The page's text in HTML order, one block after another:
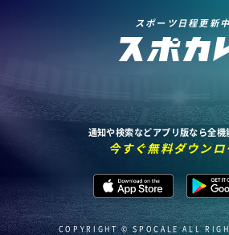
スポーツ日程更新中
通知や検索などアプリ版なら全機
今すぐ無料ダウン
COPYRIGHT © SPOCALE ALL